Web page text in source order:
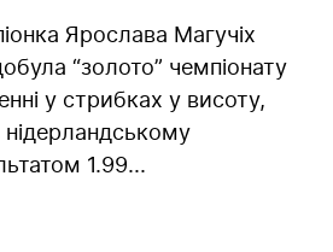
Ярослава Магучіх
“золото” чемпіонату
у стрибках у висоту,
1.99...